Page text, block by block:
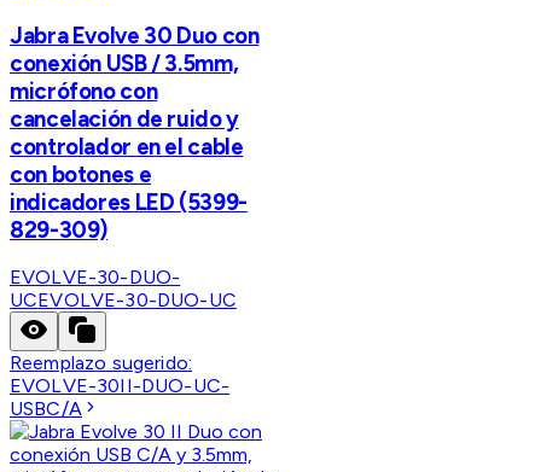
Jabra Evolve 30 Duo con
conexión USB / 3.5mm,
micrófono con
cancelación de ruido y
controlador en el cable
con botones e
indicadores LED (5399-
829-309)
EVOLVE-30-DUO-
UCEVOLVE-30-DUO-UC
Reemplazo sugerido:
EVOLVE-30II-DUO-UC-
USBC/A